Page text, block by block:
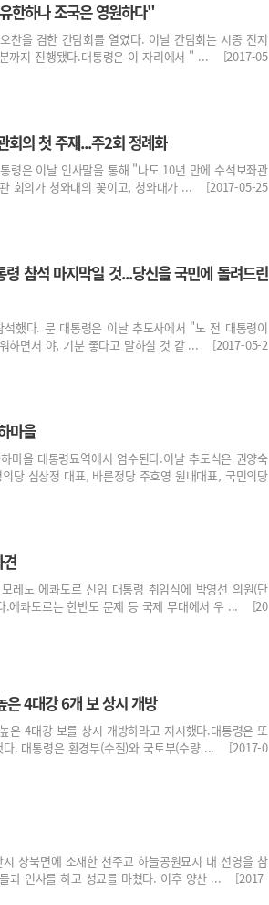
한하나 조국은 영원하다"
찬을 겸한 간담회를 열였다. 이날 간담회는 시종 진지
까지 진행됐다.대통령은 이 자리에서 " ... [2017-05
회의 첫 주재...주2회 정례화
령은 이날 인사말을 통해 "나도 10년 만에 수석보좌관
회의가 청와대의 꽃이고, 청와대가 ... [2017-05-25
참석 마지막일 것...당신을 국민에 돌려드린
했다. 문 대통령은 이날 추도사에서 "노 전 대통령이
하면서 야, 기분 좋다고 말하실 것 같 ... [2017-05-2
마을
마을 대통령묘역에서 엄수된다.이날 추도식은 권양숙
당 심상정 대표, 바른정당 주호영 원내대표, 국민의당
레노 에콰도르 신임 대통령 취임식에 박영선 의원(단
.에콰도르는 한반도 문제 등 국제 무대에서 우 ... [20
은 4대강 6개 보 상시 개방
은 4대강 보를 상시 개방하라고 지시했다.대통령은 또
다. 대통령은 환경부(수질)와 국토부(수량 ... [2017-0
상북면에 소재한 천주교 하늘공원묘지 내 선영을 참
과 인사를 하고 성묘를 마쳤다. 이후 양산 ... [2017-